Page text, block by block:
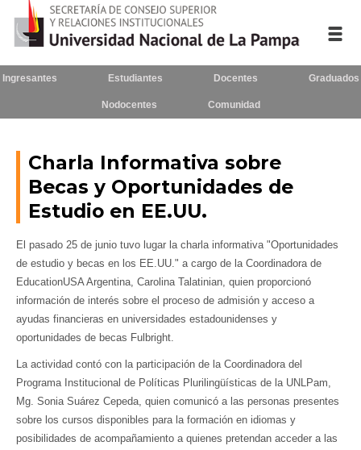
Consejo Superior
Rectorado / Secretarías
Contacto
Seguínosen:
Ingresantes Estudiantes Docentes Graduados
Nodocentes Comunidad
Charla Informativa sobre
Becas y Oportunidades de
Estudio en EE.UU.
El pasado 25 de junio tuvo lugar la charla informativa "Oportunidades
de estudio y becas en los EE.UU." a cargo de la Coordinadora de
EducationUSA Argentina, Carolina Talatinian, quien proporcionó
información de interés sobre el proceso de admisión y acceso a
ayudas financieras en universidades estadounidenses y
oportunidades de becas Fulbright.
La actividad contó con la participación de la Coordinadora del
Programa Institucional de Políticas Plurilingüísticas de la UNLPam,
Mg. Sonia Suárez Cepeda, quien comunicó a las personas presentes
sobre los cursos disponibles para la formación en idiomas y
posibilidades de acompañamiento a quienes pretendan acceder a las